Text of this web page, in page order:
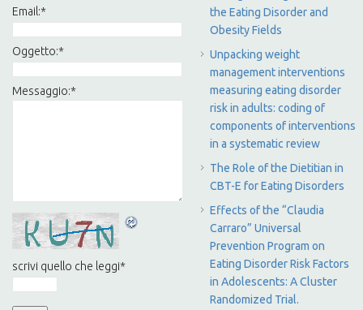
Email:*
Oggetto:*
Messaggio:*
scrivi quello che leggi*
the Eating Disorder and
Obesity Fields
Unpacking weight
management interventions
measuring eating disorder
risk in adults: coding of
components of interventions
in a systematic review
The Role of the Dietitian in
CBT-E for Eating Disorders
Effects of the “Claudia
Carraro” Universal
Prevention Program on
Eating Disorder Risk Factors
in Adolescents: A Cluster
Randomized Trial.